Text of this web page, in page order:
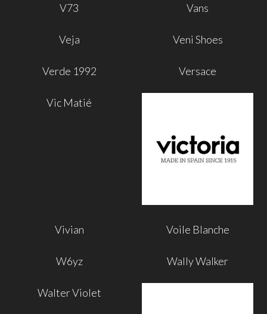
V73 Vans
Veja Veni Shoes
Verde 1992 Versace
Vic Matié
Vivian Voile Blanche
W6yz Wally Walker
Walter Violet